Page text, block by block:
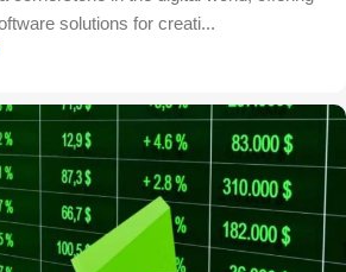
solutions for creati...